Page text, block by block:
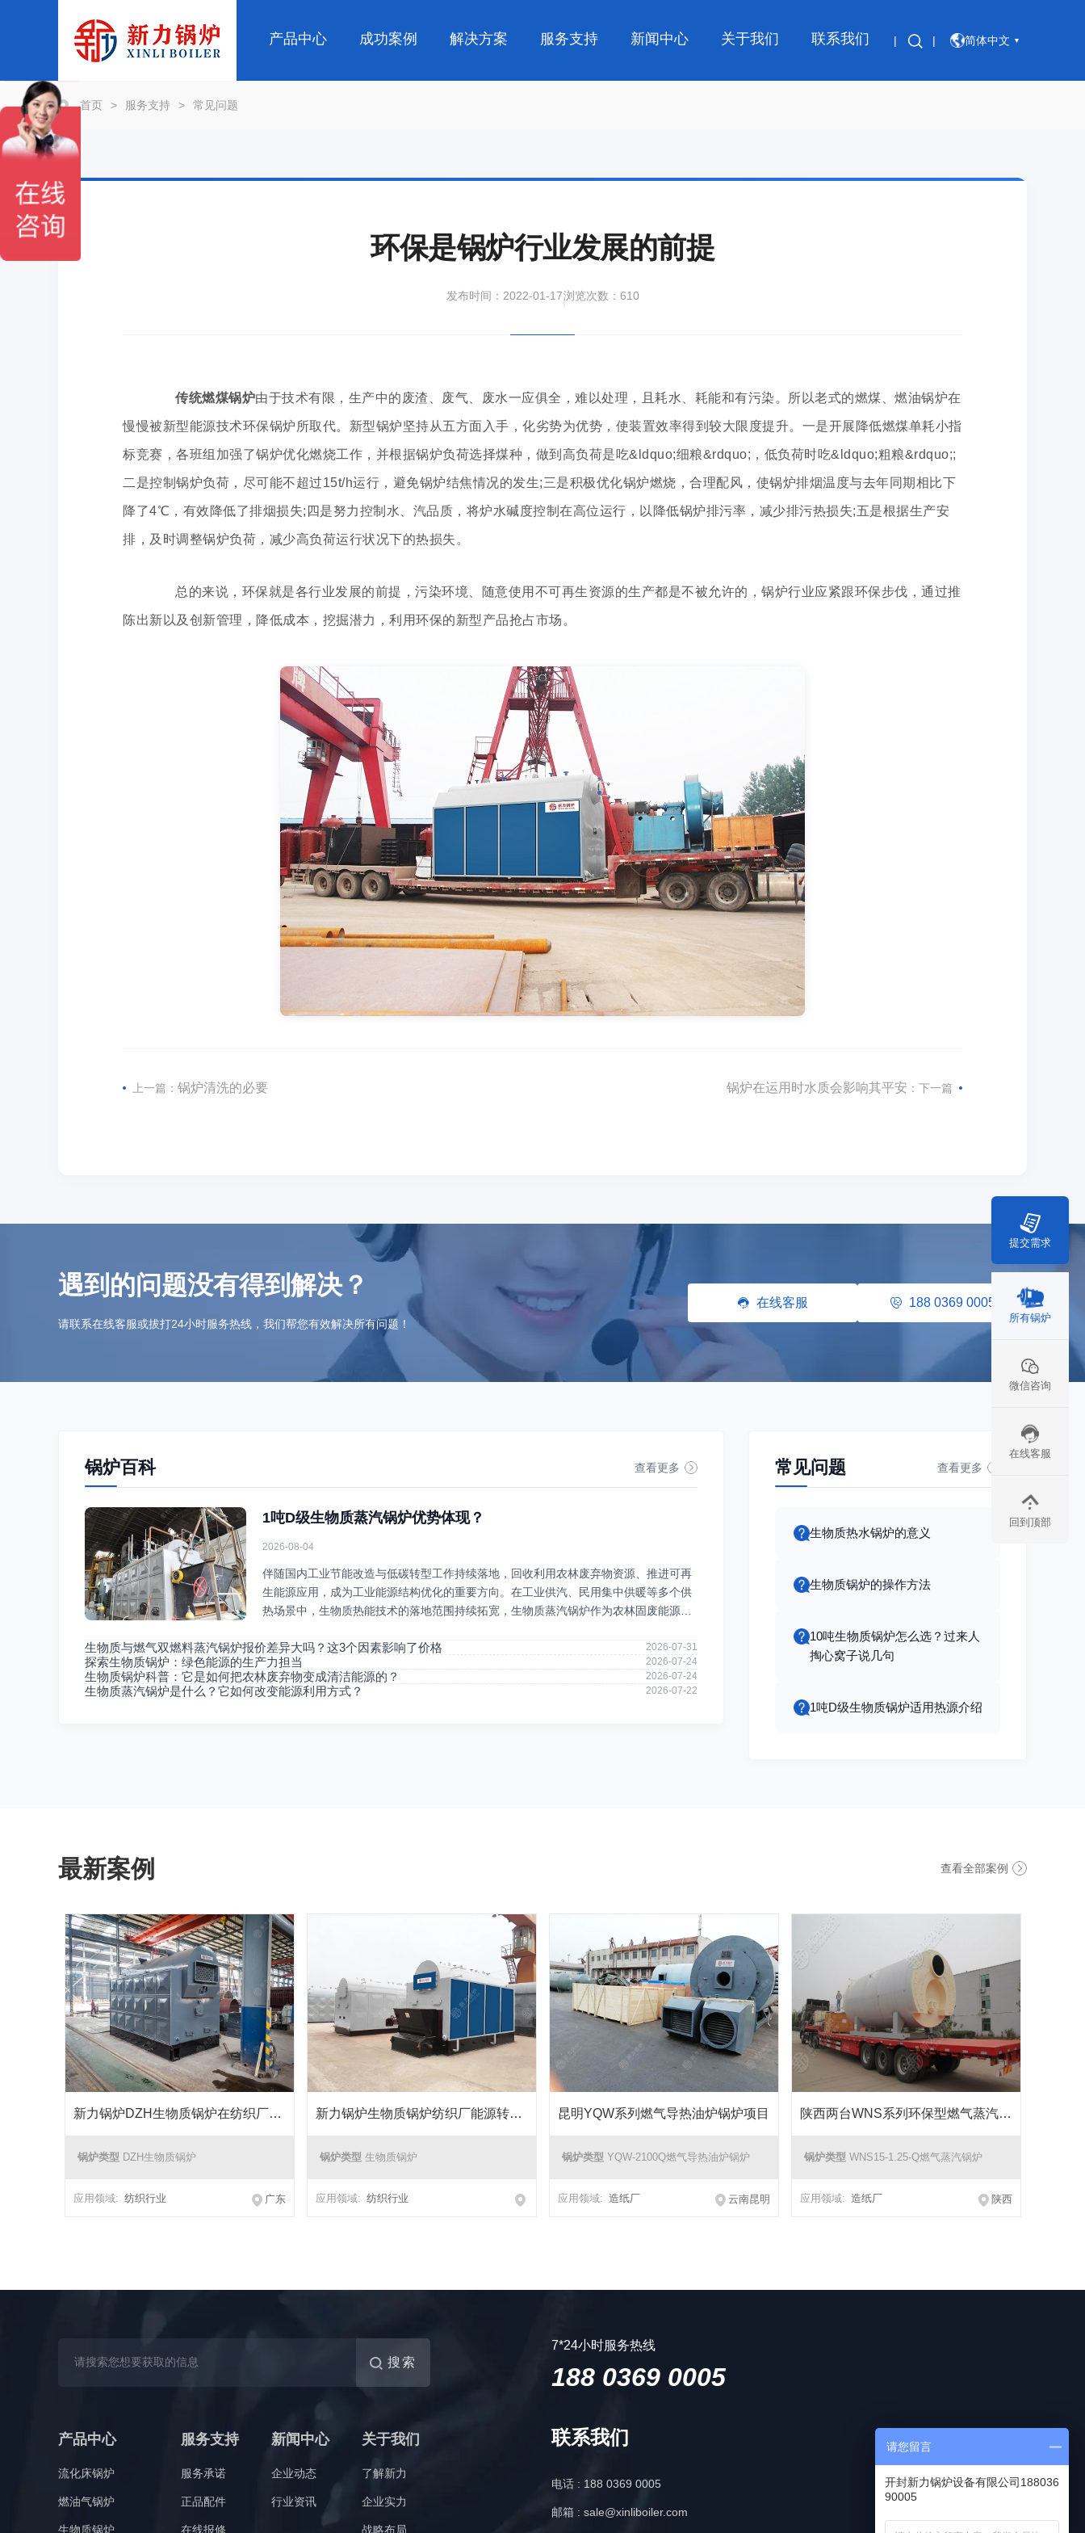
产品中心 成功案例 解决方案 服务支持 新闻中心 关于我们 联系我们 | | 简体中文 ▼
首页 > 服务支持 > 常见问题
环保是锅炉行业发展的前提
发布时间：2022-01-17|浏览次数：610
传统燃煤锅炉由于技术有限，生产中的废渣、废气、废水一应俱全，难以处理，且耗水、耗能和有污染。所以老式的燃煤、燃油锅炉在
慢慢被新型能源技术环保锅炉所取代。新型锅炉坚持从五方面入手，化劣势为优势，使装置效率得到较大限度提升。一是开展降低燃煤单耗小指
标竞赛，各班组加强了锅炉优化燃烧工作，并根据锅炉负荷选择煤种，做到高负荷是吃&ldquo;细粮&rdquo;，低负荷时吃&ldquo;粗粮&rdquo;;
二是控制锅炉负荷，尽可能不超过15t/h运行，避免锅炉结焦情况的发生;三是积极优化锅炉燃烧，合理配风，使锅炉排烟温度与去年同期相比下
降了4℃，有效降低了排烟损失;四是努力控制水、汽品质，将炉水碱度控制在高位运行，以降低锅炉排污率，减少排污热损失;五是根据生产安
排，及时调整锅炉负荷，减少高负荷运行状况下的热损失。
总的来说，环保就是各行业发展的前提，污染环境、随意使用不可再生资源的生产都是不被允许的，锅炉行业应紧跟环保步伐，通过推
陈出新以及创新管理，降低成本，挖掘潜力，利用环保的新型产品抢占市场。
上一篇： 锅炉清洗的必要 锅炉在运用时水质会影响其平安 ：下一篇
遇到的问题没有得到解决？
请联系在线客服或拔打24小时服务热线，我们帮您有效解决所有问题！
在线客服 188 0369 0005
锅炉百科 查看更多
1吨D级生物质蒸汽锅炉优势体现？
2026-08-04
伴随国内工业节能改造与低碳转型工作持续落地，回收利用农林废弃物资源、推进可再
生能源应用，成为工业能源结构优化的重要方向。在工业供汽、民用集中供暖等多个供
热场景中，生物质热能技术的落地范围持续拓宽，生物质蒸汽锅炉作为农林固废能源化
生物质与燃气双燃料蒸汽锅炉报价差异大吗？这3个因素影响了价格 2026-07-31
探索生物质锅炉：绿色能源的生产力担当 2026-07-24
生物质锅炉科普：它是如何把农林废弃物变成清洁能源的？ 2026-07-24
生物质蒸汽锅炉是什么？它如何改变能源利用方式？ 2026-07-22
常见问题 查看更多
生物质热水锅炉的意义
生物质锅炉的操作方法
10吨生物质锅炉怎么选？过来人
掏心窝子说几句
1吨D级生物质锅炉适用热源介绍
最新案例 查看全部案例
新力锅炉DZH生物质锅炉在纺织厂能源转化中的成功应用
锅炉类型 DZH生物质锅炉
应用领域: 纺织行业 广东
新力锅炉生物质锅炉纺织厂能源转换项目
锅炉类型 生物质锅炉
应用领域: 纺织行业
昆明YQW系列燃气导热油炉锅炉项目
锅炉类型 YQW-2100Q燃气导热油炉锅炉
应用领域: 造纸厂 云南昆明
陕西两台WNS系列环保型燃气蒸汽锅炉项目
锅炉类型 WNS15-1.25-Q燃气蒸汽锅炉
应用领域: 造纸厂 陕西
搜索
产品中心
流化床锅炉
燃油气锅炉
生物质锅炉
服务支持
服务承诺
正品配件
在线报修
新闻中心
企业动态
行业资讯
关于我们
了解新力
企业实力
战略布局
7*24小时服务热线
188 0369 0005
联系我们
电话 : 188 0369 0005
邮箱 : sale@xinliboiler.com
提交需求
所有锅炉
微信咨询
在线客服
回到顶部
请您留言
开封新力锅炉设备有限公司188036
90005